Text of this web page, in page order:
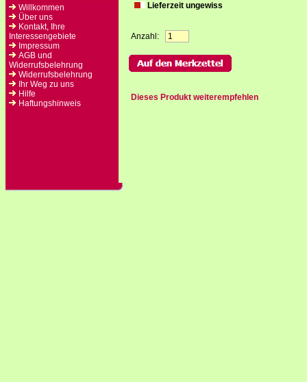
Willkommen
Über uns
Kontakt, Ihre
Interessengebiete
Impressum
AGB und
Widerrufsbelehrung
Widerrufsbelehrung
Ihr Weg zu uns
Hilfe
Haftungshinweis
Lieferzeit ungewiss
Anzahl:
Dieses Produkt weiterempfehlen